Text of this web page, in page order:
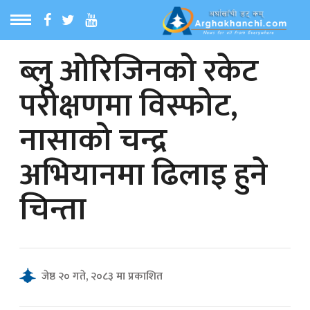
MENU
समाचार
समाचार
ब्लु ओरिजिनको रकेट
परीक्षणमा विस्फोट,
नासाको चन्द्र
अभियानमा ढिलाइ हुने
चिन्ता
जेष्ठ २० गते, २०८३ मा प्रकाशित